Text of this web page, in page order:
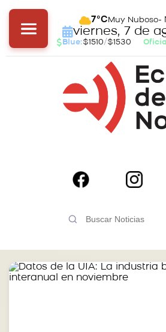
7°C Muy Nuboso-
viernes, 7 de
Blue:$1510/$1530